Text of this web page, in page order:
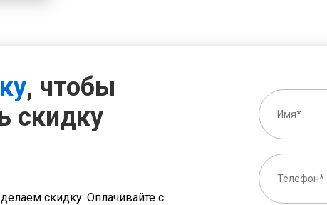
, чтобы
скидку
скидку. Оплачивайте с